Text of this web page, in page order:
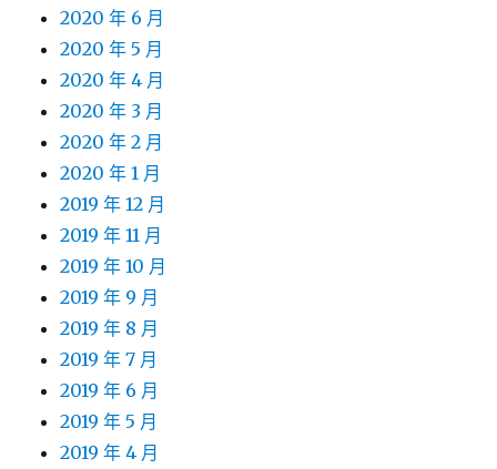
2020 年 6 月
2020 年 5 月
2020 年 4 月
2020 年 3 月
2020 年 2 月
2020 年 1 月
2019 年 12 月
2019 年 11 月
2019 年 10 月
2019 年 9 月
2019 年 8 月
2019 年 7 月
2019 年 6 月
2019 年 5 月
2019 年 4 月